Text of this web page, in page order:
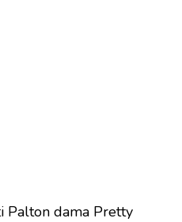
Palton dama Pretty